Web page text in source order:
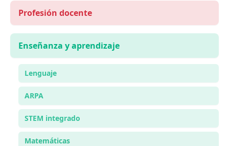
Profesión docente
Enseñanza y aprendizaje
Lenguaje
ARPA
STEM integrado
Matemáticas